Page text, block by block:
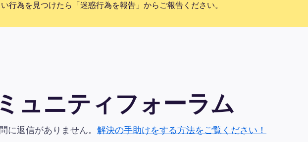
行為を見つけたら「迷惑行為を報告」からご報告ください。
ュニティフォーラム
に返信がありません。 解決の手助けをする方法をご覧ください！